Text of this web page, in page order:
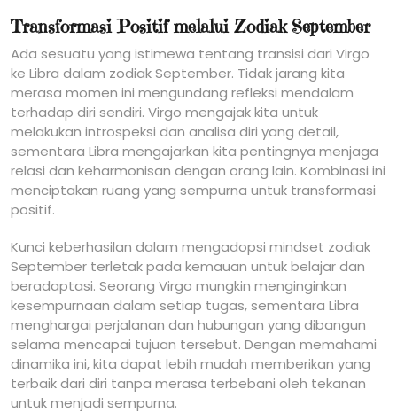
Transformasi Positif melalui Zodiak September
Ada sesuatu yang istimewa tentang transisi dari Virgo
ke Libra dalam zodiak September. Tidak jarang kita
merasa momen ini mengundang refleksi mendalam
terhadap diri sendiri. Virgo mengajak kita untuk
melakukan introspeksi dan analisa diri yang detail,
sementara Libra mengajarkan kita pentingnya menjaga
relasi dan keharmonisan dengan orang lain. Kombinasi ini
menciptakan ruang yang sempurna untuk transformasi
positif.
Kunci keberhasilan dalam mengadopsi mindset zodiak
September terletak pada kemauan untuk belajar dan
beradaptasi. Seorang Virgo mungkin menginginkan
kesempurnaan dalam setiap tugas, sementara Libra
menghargai perjalanan dan hubungan yang dibangun
selama mencapai tujuan tersebut. Dengan memahami
dinamika ini, kita dapat lebih mudah memberikan yang
terbaik dari diri tanpa merasa terbebani oleh tekanan
untuk menjadi sempurna.